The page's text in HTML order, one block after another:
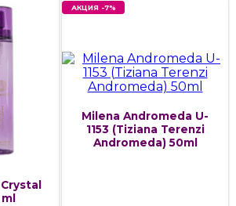
АКЦИЯ -7%
Milena Andromeda U-
1153 (Tiziana Terenzi
Andromeda) 50ml